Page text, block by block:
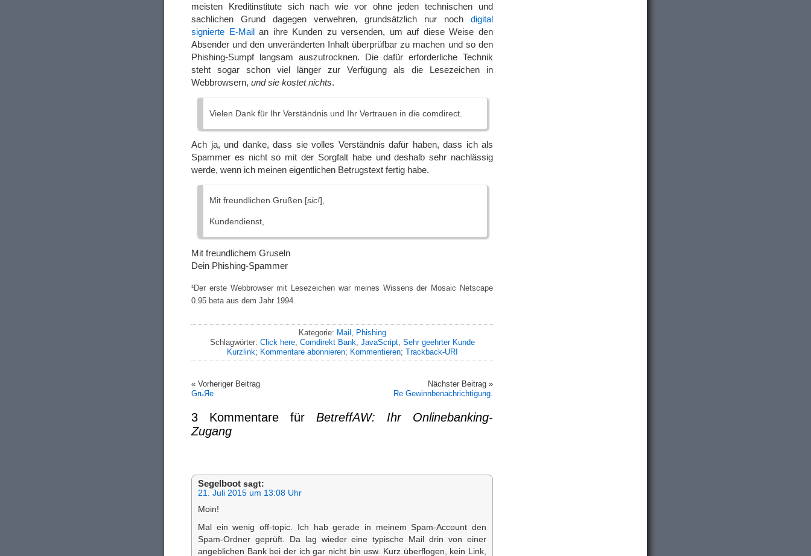
meisten Kreditinstitute sich nach wie vor ohne jeden technischen und
sachlichen Grund dagegen verwehren, grundsätzlich nur noch digital
signierte E-Mailan ihre Kunden zu versenden, um auf diese Weise den
Absender und den unveränderten Inhalt überprüfbar zu machen und so den
Phishing-Sumpf langsam auszutrocknen. Die dafür erforderliche Technik
steht sogar schon viel länger zur Verfügung als die Lesezeichen in
Webbrowsern, und sie kostet nichts.
Vielen Dank für Ihr Verständnis und Ihr Vertrauen in die comdirect.
Ach ja, und danke, dass sie volles Verständnis dafür haben, dass ich als
Spammer es nicht so mit der Sorgfalt habe und deshalb sehr nachlässig
werde, wenn ich meinen eigentlichen Betrugstext fertig habe.
Mit freundlichen Grußen [sic!],
Kundendienst,
Mit freundlichem Gruseln
Dein Phishing-Spammer
¹Der erste Webbrowser mit Lesezeichen war meines Wissens der Mosaic Netscape
0.95 beta aus dem Jahr 1994.
Kategorie: Mail
Phishing
Schlagwörter: Click here, Comdirekt Bank JavaScript, Sehr geehrter Kunde
Kurzlink; Kommentare abonnieren; Kommentieren; Trackback-URI
« Vorheriger Beitrag
GrьЯe
Nächster Beitrag »
Re Gewinnbenachrichtigung.
3 Kommentare für BetreffAW: Ihr Onlinebanking-
Zugang
Segelboot sagt:
21. Juli 2015 um 13:08 Uhr
Moin!
Mal ein wenig off-topic. Ich hab gerade in meinem Spam-Account den
Spam-Ordner geprüft. Da lag wieder eine typische Mail drin von einer
angeblichen Bank bei der ich gar nicht bin usw. Kurz überflogen, kein Link,